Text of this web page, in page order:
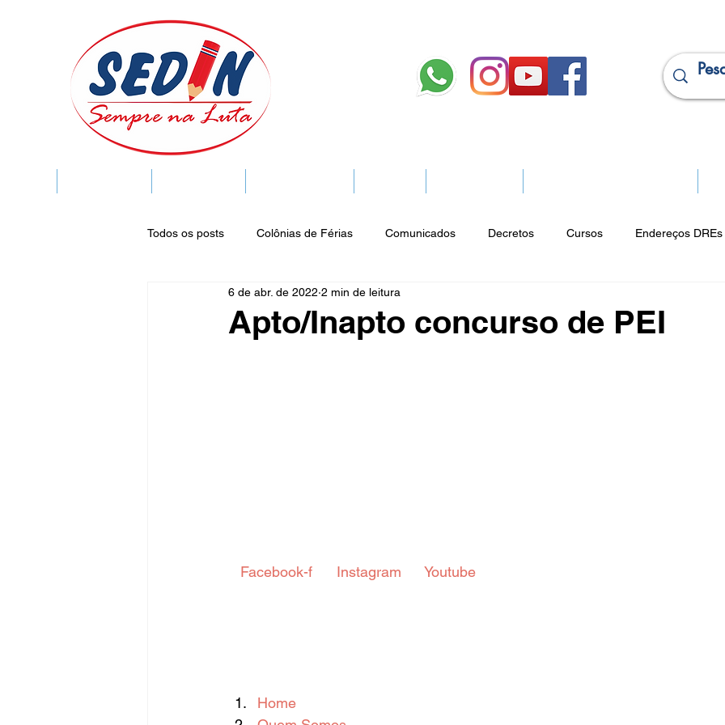
Todos os posts Colônias de Férias Comunicados Decretos Cursos Endereços
Legislação Notícias Espaço Cultural
Apto/Inapto concurso de PEI
6 de abr. de 2022 2 min de leitura
Facebook-f Instagram Youtube
Home